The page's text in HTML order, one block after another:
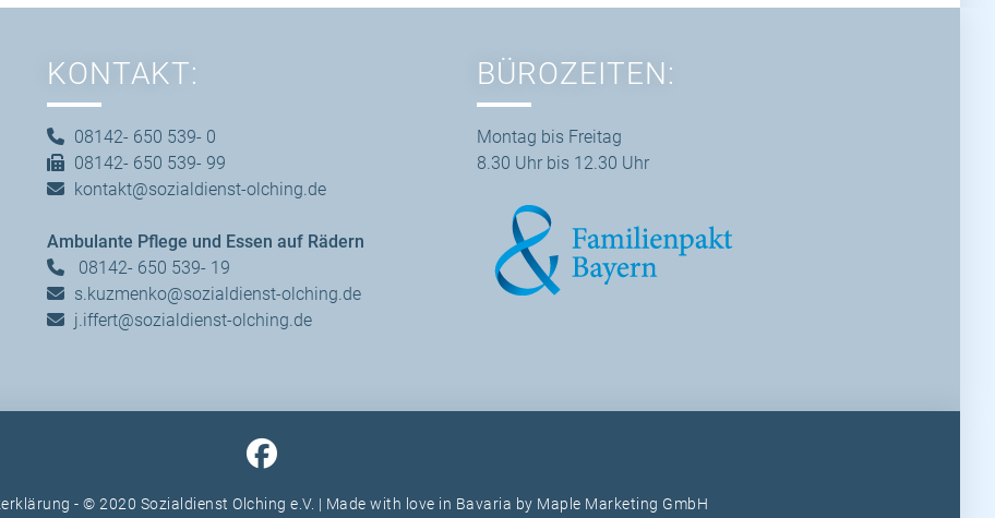
KONTAKT:
08142- 650 539- 0
08142- 650 539- 99
kontakt@sozialdienst-olching.de
Ambulante Pflege und Essen auf Rädern
08142- 650 539- 19
s.kuzmenko@sozialdienst-olching.de
j.iffert@sozialdienst-olching.de
BÜROZEITEN:
Montag bis Freitag
8.30 Uhr bis 12.30 Uhr
- © 2020 Sozialdienst Olching e.V. | Made with love in Bavaria by Maple Marketing GmbH